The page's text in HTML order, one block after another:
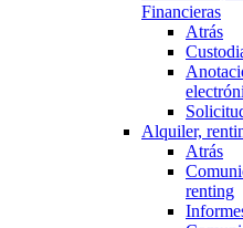
Financieras
Atrás
Alquiler,
Atrás
renting